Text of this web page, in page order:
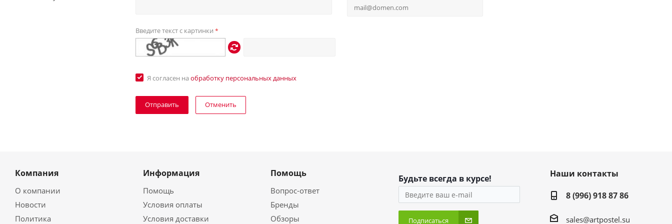
Введите текст с картинки*
Я согласен наобработку персональных данных
Отменить
Компания
О компании
Новости
Политика
Информация
Помощь
Условия оплаты
Условия доставки
Помощь
Вопрос-ответ
Бренды
Обзоры
Будьте всегда в курсе!
Подписаться
Наши контакты
8 (996) 918 87 86
sales@artpostel.su